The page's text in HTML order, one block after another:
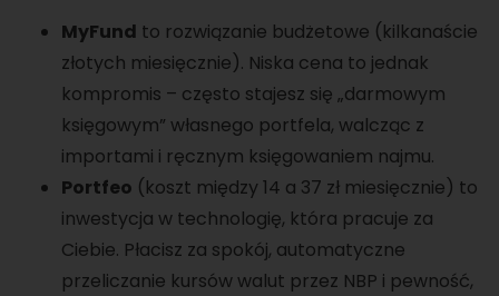
MyFund to rozwiązanie budżetowe (kilkanaście
złotych miesięcznie). Niska cena to jednak
kompromis – często stajesz się „darmowym
księgowym” własnego portfela, walcząc z
importami i ręcznym księgowaniem najmu.
Portfeo (koszt między 14 a 37 zł miesięcznie) to
inwestycja w technologię, która pracuje za
Ciebie. Płacisz za spokój, automatyczne
przeliczanie kursów walut przez NBP i pewność,